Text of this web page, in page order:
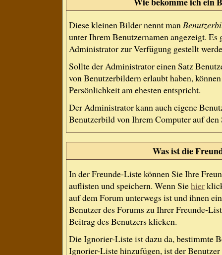
Diese kleinen Bilder nennt man
unter Ihrem Benutzernamen angezeigt.
Administrator zur Verfügung gestellt
Sollte der Administrator einen Satz
von Benutzerbildern erlaubt haben,
Persönlichkeit am ehesten entspricht.
Der Administrator kann auch eigene
Benutzerbild von Ihrem Computer auf den
Was ist die
In der Freunde-Liste können Sie Ihre
auflisten und speichern. Wenn Siehier
auf dem Forum unterwegs ist und ihnen
Benutzer des Forums zu Ihrer Freunde-
Beitrag des Benutzers klicken.
Die Ignorier-Liste ist dazu da, bestimmte
Ignorier-Liste hinzufügen, ist der